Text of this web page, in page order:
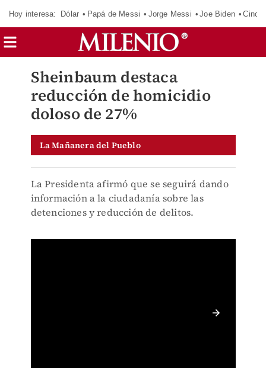
Hoy interesa: Dólar Papá de Messi Jorge Messi Joe Biden
Sheinbaum destaca
reducción de homicidio
doloso de 27%
La Mañanera del Pueblo
La Presidenta afirmó que se seguirá dando
información a la ciudadanía sobre las
detenciones y reducción de delitos.